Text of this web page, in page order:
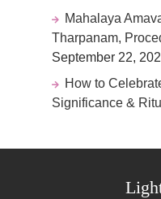
Mahalaya
Tharpanam,
September 22,
How to
Significance &